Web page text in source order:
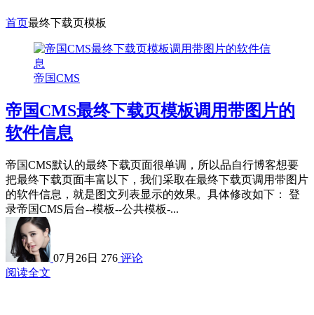
首页最终下载页模板
帝国CMS
帝国CMS最终下载页模板调用带图片的
软件信息
帝国CMS默认的最终下载页面很单调，所以品自行博客想要
把最终下载页面丰富以下，我们采取在最终下载页调用带图片
的软件信息，就是图文列表显示的效果。具体修改如下： 登
录帝国CMS后台--模板--公共模板-...
07月26日 276 评论
阅读全文